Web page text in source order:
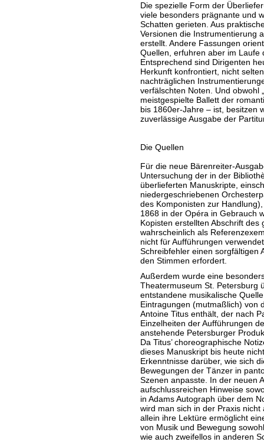
Die spezielle Form der
viele besonders prägnante und
Schatten gerieten. Aus
Versionen die Instrumentierung
erstellt. Andere Fassungen
Quellen, erfuhren aber im Laufe
Entsprechend sind Dirigenten
Herkunft konfrontiert, nicht
nachträglichen
verfälschten Noten. Und obwohl
meistgespielte Ballett der
bis 1860er-Jahre – ist, besitzen
zuverlässige Ausgabe der
Die Quellen
Für die neue Bärenreiter-
Untersuchung der in der
überlieferten Manuskripte,
niedergeschriebenen
des Komponisten zur
1868 in der Opéra in Gebrauch
Kopisten erstellten Abschrift
wahrscheinlich als
nicht für Aufführungen
Schreibfehler einen sorgfältigen
den Stimmen erfordert.
Außerdem wurde eine
Theatermuseum St. Petersburg
entstandene musikalische
Eintragungen (mutmaßlich) von
Antoine Titus enthält, der nach
Einzelheiten der Aufführungen
anstehende Petersburger
Da Titus’ choreographische
dieses Manuskript bis heute
Erkenntnisse darüber, wie sich
Bewegungen der Tänzer in
Szenen anpasste. In der neuen
aufschlussreichen Hinweise
in Adams Autograph über dem
wird man sich in der Praxis
allein ihre Lektüre ermöglicht
von Musik und Bewegung
wie auch zweifellos in anderen